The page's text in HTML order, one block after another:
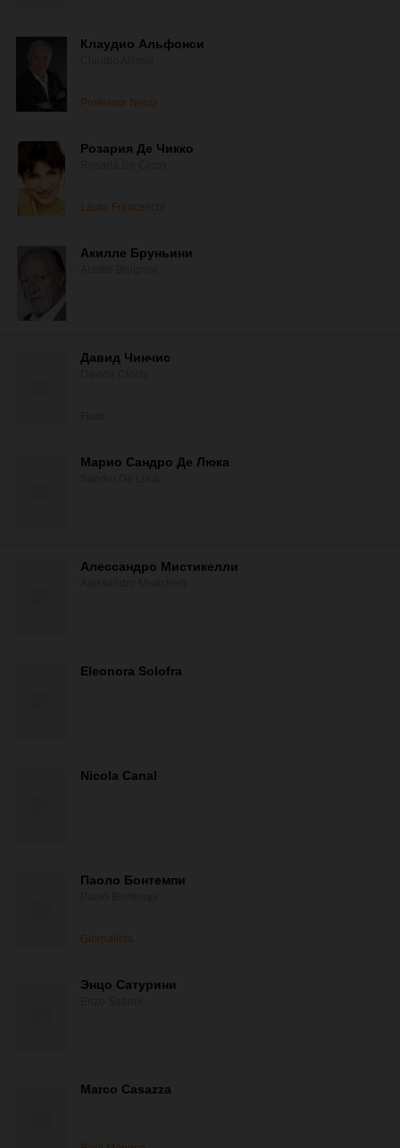
Клаудио Альфонси
Professor Necci
Розария Де Чикко
Laura Franceschi
Акилле Бруньини
Давид Чинчис
Furio
Марио Сандро Де Люка
Алессандро Мистикелли
Eleonora Solofra
Nicola Canal
Паоло Бонтемпи
Giornalista
Энцо Сатурини
Marco Casazza